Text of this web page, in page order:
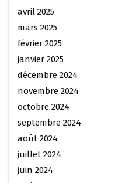
avril 2025
mars 2025
février 2025
janvier 2025
décembre 2024
novembre 2024
octobre 2024
septembre 2024
août 2024
juillet 2024
juin 2024